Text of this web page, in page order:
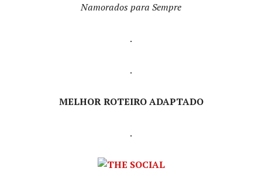
Namorados para Sempre
.
.
MELHOR ROTEIRO ADAPTADO
.